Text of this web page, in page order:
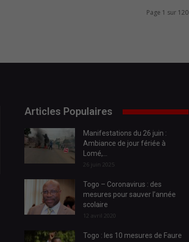
Page 1 sur 120
Articles Populaires
Manifestations du 26 juin :
Ambiance de jour fériée à
Lomé,...
26 juin 2025
Togo – Coronavirus : des
mesures pour sauver l’année
scolaire
12 avril 2020
Togo : les 10 mesures de Faure